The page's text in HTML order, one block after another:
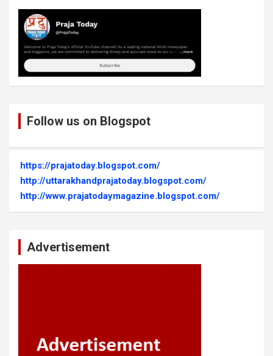
Follow us on Blogspot
https://prajatoday.blogspot.com/
http://uttarakhandprajatoday.blogspot.com/
http://www.prajatodaymagazine.blogspot.com/
Advertisement